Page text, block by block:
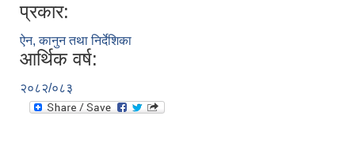
प्रकार:
ऐन, कानुन तथा निर्देशिका
आर्थिक वर्ष:
२०८२/०८३